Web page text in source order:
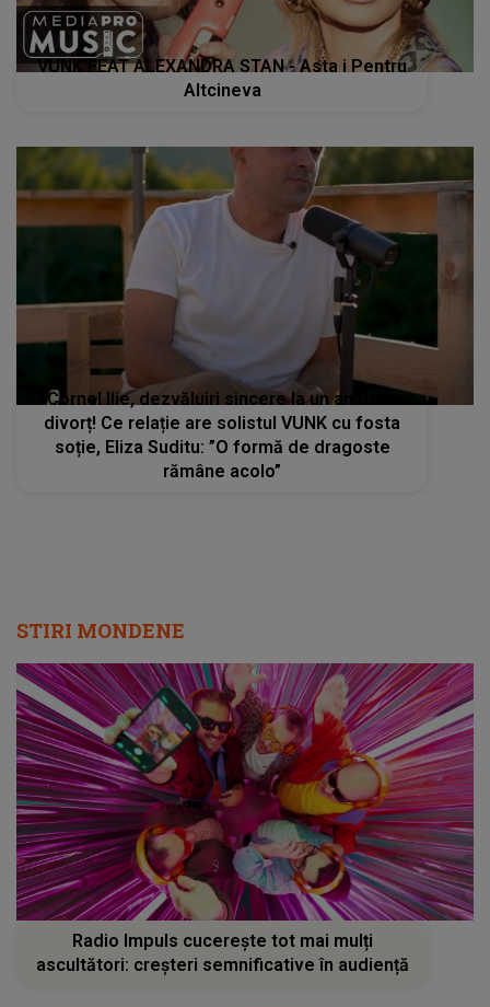
VUNK FEAT ALEXANDRA STAN - Asta i Pentru
Altcineva
Cornel Ilie, dezvăluiri sincere la un an de la
divorț! Ce relație are solistul VUNK cu fosta
soție, Eliza Suditu: ”O formă de dragoste
rămâne acolo”
STIRI MONDENE
Radio Impuls cucerește tot mai mulți
ascultători: creșteri semnificative în audiență